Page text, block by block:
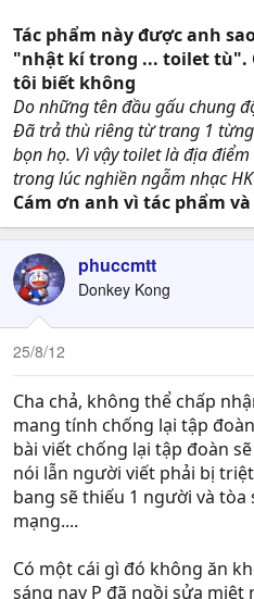
Tác phẩm này được anh
"nhật kí trong ... toilet tù".
tôi biết không
Do những tên đầu gấu chung
Đã trả thù riêng từ trang 1
bọn họ. Vì vậy toilet là địa
trong lúc nghiền ngẫm nhạc
Cám ơn anh vì tác phẩm
phuccmtt
Donkey Kong
25/8/12
Cha chả, không thể chấp
mang tính chống lại tập
bài viết chống lại tập đoàn
nói lẫn người viết phải bị
bang sẽ thiếu 1 người và tòa
mạng....
Có một cái gì đó không ăn
sáng nay P đã ngồi sửa miệt